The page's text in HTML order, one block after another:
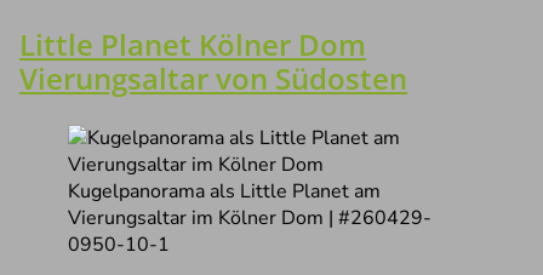
Little Planet Kölner Dom
Vierungsaltar von Südosten
Kugelpanorama als Little Planet am
Vierungsaltar im Kölner Dom | #260429-
0950-10-1